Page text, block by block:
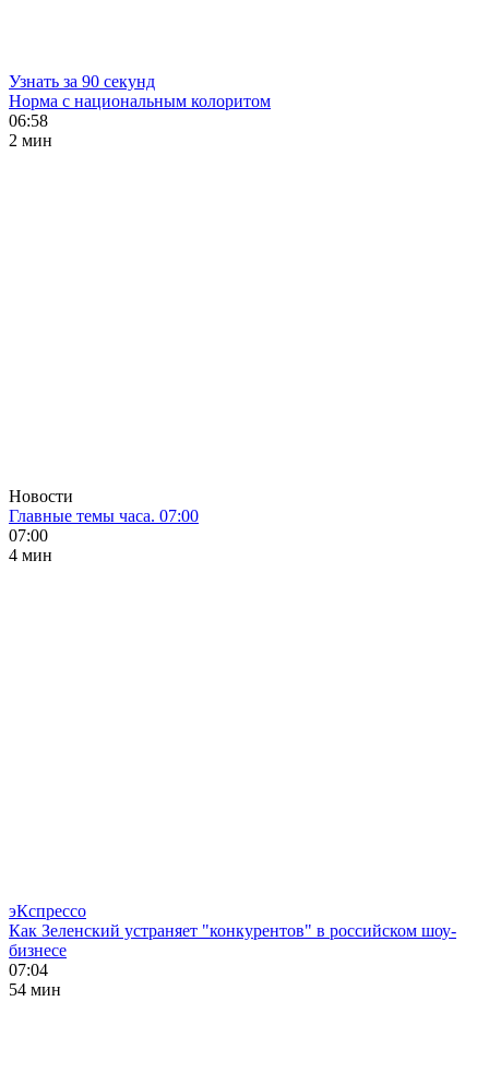
Узнать за 90 секунд
Норма с национальным колоритом
06:58
2 мин
Новости
Главные темы часа. 07:00
07:00
4 мин
эКспрессо
Как Зеленский устраняет "конкурентов" в российском шоу-
бизнесе
07:04
54 мин